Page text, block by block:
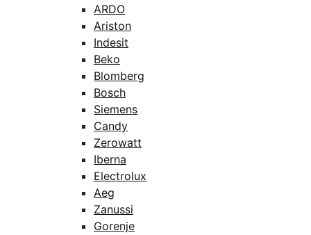
ARDO
Ariston
Indesit
Beko
Blomberg
Bosch
Siemens
Candy
Zerowatt
Iberna
Electrolux
Aeg
Zanussi
Gorenje